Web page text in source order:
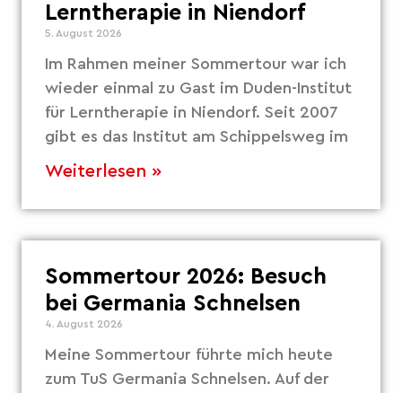
Lerntherapie in Niendorf
5. August 2026
Im Rahmen meiner Sommertour war ich
wieder einmal zu Gast im Duden-Institut
für Lerntherapie in Niendorf. Seit 2007
gibt es das Institut am Schippelsweg im
Weiterlesen »
Sommertour 2026: Besuch
bei Germania Schnelsen
4. August 2026
Meine Sommertour führte mich heute
zum TuS Germania Schnelsen. Auf der